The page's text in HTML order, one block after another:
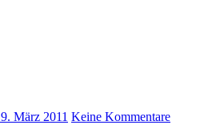
9. März 2011 Keine Kommentare